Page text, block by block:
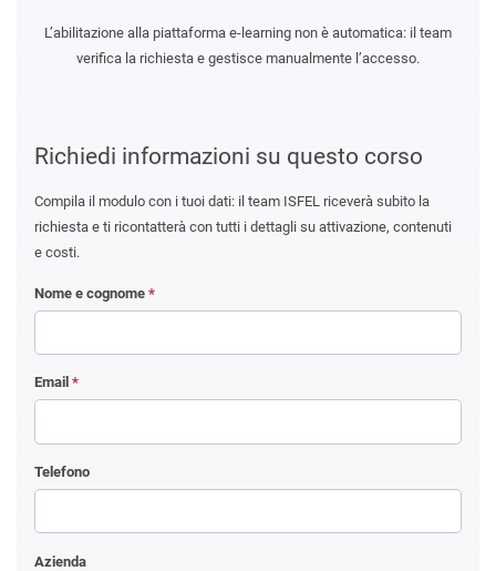
Richiedi informazioni su questo corso
Compila il modulo con i tuoi dati: il team ISFEL riceverà subito la
richiesta e ti ricontatterà con tutti i dettagli su attivazione, contenuti
e costi.
Nome e cognome *
Email *
Telefono
Azienda
L’abilitazione alla piattaforma e-learning non è automatica: il team
verifica la richiesta e gestisce manualmente l’accesso.